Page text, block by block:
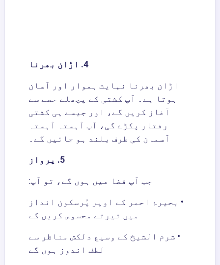
4. اڑان بھرنا
اڑان بھرنا نہایت ہموار اور آسان
ہوتا ہے۔ آپ کشتی کے پچھلے حصے سے
آغاز کریں گے، اور جیسے ہی کشتی
رفتار پکڑے گی، آپ آہستہ آہستہ
آسمان کی طرف بلند ہو جائیں گے۔
5. پرواز
جب آپ فضا میں ہوں گے، تو آپ:
• بحیرۂ احمر کے اوپر پُرسکون انداز
میں تیرتے محسوس کریں گے
• شرم الشیخ کے وسیع دلکش مناظر سے
لطف اندوز ہوں گے